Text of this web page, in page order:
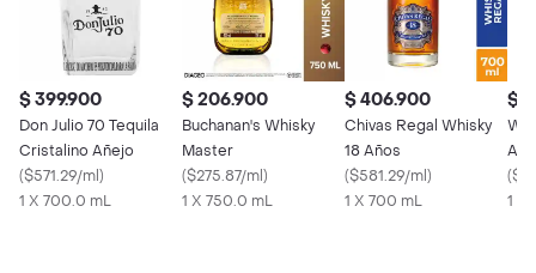
$ 399.900
Don Julio 70 Tequila
Cristalino Añejo
($571.29/ml)
1 X 700.0 mL
$ 206.900
Buchanan's Whisky
Master
($275.87/ml)
1 X 750.0 mL
$ 406.900
Chivas Regal Whisky
18 Años
($581.29/ml)
1 X 700 mL
$
(
1 X